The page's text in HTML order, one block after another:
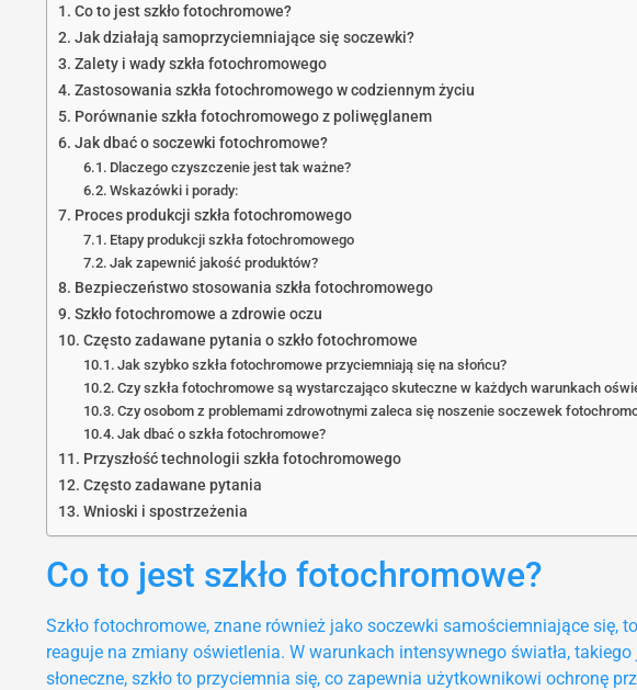
Co to jest szkło fotochromowe?
Jak działają samoprzyciemniające się soczewki?
Zalety i wady szkła fotochromowego
Zastosowania szkła fotochromowego w codziennym życiu
Porównanie szkła fotochromowego z poliwęglanem
Jak dbać o soczewki fotochromowe?
Dlaczego czyszczenie jest tak ważne?
Wskazówki i porady:
Proces produkcji szkła fotochromowego
Etapy produkcji szkła fotochromowego
Jak zapewnić jakość produktów?
Bezpieczeństwo stosowania szkła fotochromowego
Szkło fotochromowe a zdrowie oczu
Często zadawane pytania o szkło fotochromowe
Jak szybko szkła fotochromowe przyciemniają się na słońcu?
Czy szkła fotochromowe są wystarczająco skuteczne w każdych warunkach
Czy osobom z problemami zdrowotnymi zaleca się noszenie soczewek
Jak dbać o szkła fotochromowe?
Przyszłość technologii szkła fotochromowego
Często zadawane pytania
Wnioski i spostrzeżenia
Co to jest szkło fotochromowe?
Szkło fotochromowe, znane również jako soczewki samościemniające się,
reaguje na zmiany oświetlenia. W warunkach intensywnego światła,
słoneczne, szkło to przyciemnia się, co zapewnia użytkownikowi ochronę